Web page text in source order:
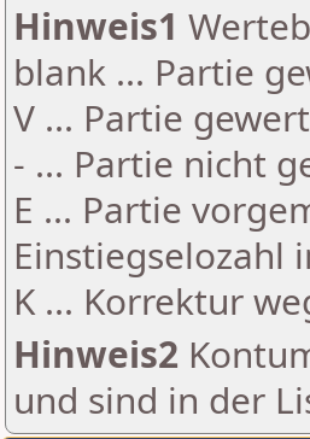
Hinweis1
blank ... Partie
V ... Partie
- ... Partie nicht
E ... Partie
Einstiegselozahl
K ... Korrektur
Hinweis2
und sind in der